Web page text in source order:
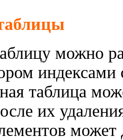
можно
индексами
таблица
их